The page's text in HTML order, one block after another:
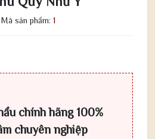
Mã sản phẩm: 1
chính hãng 100%
chuyên nghiệp